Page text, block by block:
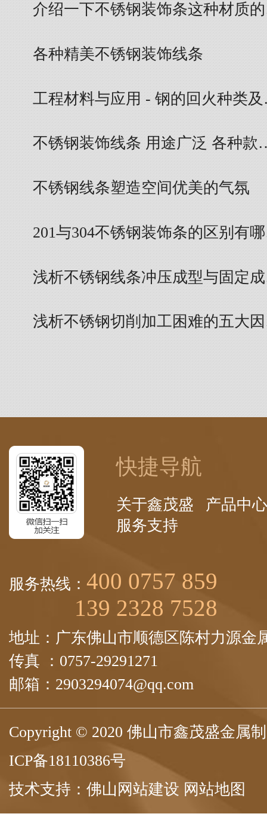
介绍一下不锈钢装饰条这种材质
各种精美不锈钢装饰线条
工程材料与应用 - 钢的回火种类
不锈钢装饰线条 用途广泛 各种
不锈钢线条塑造空间优美的气氛
201与304不锈钢装饰条的区别有
浅析不锈钢线条冲压成型与固定
浅析不锈钢切削加工困难的五大
快捷导航
关于鑫茂盛
产品中心
服务支持
服务热线： 400 0757 859
139 2328 7528
地址：广东佛山市顺德区陈村力源金
传真 ：0757-29291271
邮箱：2903294074@qq.com
Copyright © 2020 佛山市鑫茂盛金属
ICP备18110386号
技术支持： 佛山网站建设 网站地图